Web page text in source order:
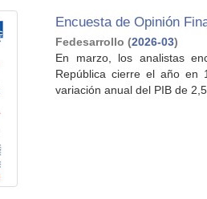
Encuesta de Opinión
Fedesarrollo (2026-03)
En marzo, los analistas
República cierre el año en
variación anual del PIB de